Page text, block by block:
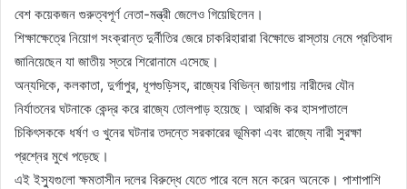
বেশ কয়েকজন গুরুত্বপূর্ণ নেতা-মন্ত্রী জেলেও গিয়েছিলেন।
শিক্ষাক্ষেত্রে নিয়োগ সংক্রান্ত দুর্নীতির জেরে চাকরিহারারা বিক্ষোভে রাস্তায় নেমে প্রতিবাদ
জানিয়েছেন যা জাতীয় স্তরে শিরোনামে এসেছে।
অন্যদিকে, কলকাতা, দুর্গাপুর, ধূপগুড়িসহ, রাজ্যের বিভিন্ন জায়গায় নারীদের যৌন
নির্যাতনের ঘটনাকে কেন্দ্র করে রাজ্যে তোলপাড় হয়েছে। আরজি কর হাসপাতালে
চিকিৎসককে ধর্ষণ ও খুনের ঘটনার তদন্তে সরকারের ভূমিকা এবং রাজ্যে নারী সুরক্ষা
প্রশ্নের মুখে পড়েছে।
এই ইস্যুগুলো ক্ষমতাসীন দলের বিরুদ্ধে যেতে পারে বলে মনে করেন অনেকে। পাশাপাশি